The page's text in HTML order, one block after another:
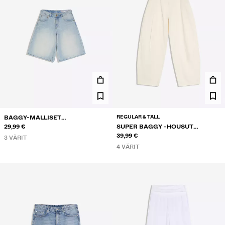
BAGGY-MALLISET
FARKKUBERMUDASHORTSIT
29,99 €
3 VÄRIT
REGULAR & TALL
SUPER BAGGY -HOUSUT
PELLAVASEKOITETTA
39,99 €
4 VÄRIT